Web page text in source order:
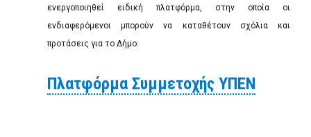
ενεργοποιηθεί ειδική πλατφόρμα, στην οποία οι
ενδιαφερόμενοι μπορούν να καταθέτουν σχόλια και
προτάσεις για το Δήμο:
Πλατφόρμα Συμμετοχής ΥΠΕΝ